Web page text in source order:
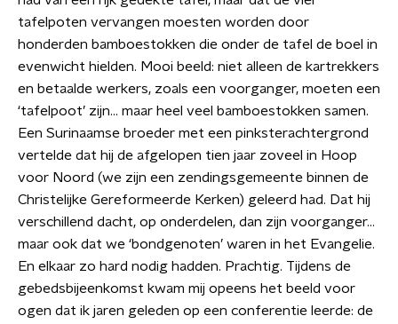
tafelpoten vervangen moesten worden door
honderden bamboestokken die onder de tafel de boel in
evenwicht hielden. Mooi beeld: niet alleen de kartrekkers
en betaalde werkers, zoals een voorganger, moeten een
‘tafelpoot’ zijn… maar heel veel bamboestokken samen.
Een Surinaamse broeder met een pinksterachtergrond
vertelde dat hij de afgelopen tien jaar zoveel in Hoop
voor Noord (we zijn een zendingsgemeente binnen de
Christelijke Gereformeerde Kerken) geleerd had. Dat hij
verschillend dacht, op onderdelen, dan zijn voorganger…
maar ook dat we ‘bondgenoten’ waren in het Evangelie.
En elkaar zo hard nodig hadden. Prachtig. Tijdens de
gebedsbijeenkomst kwam mij opeens het beeld voor
ogen dat ik jaren geleden op een conferentie leerde: de